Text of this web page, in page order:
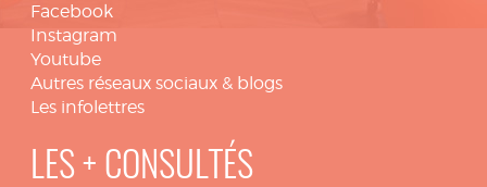
Facebook
Instagram
Youtube
Autres réseaux sociaux & blogs
Les infolettres
LES + CONSULTÉS